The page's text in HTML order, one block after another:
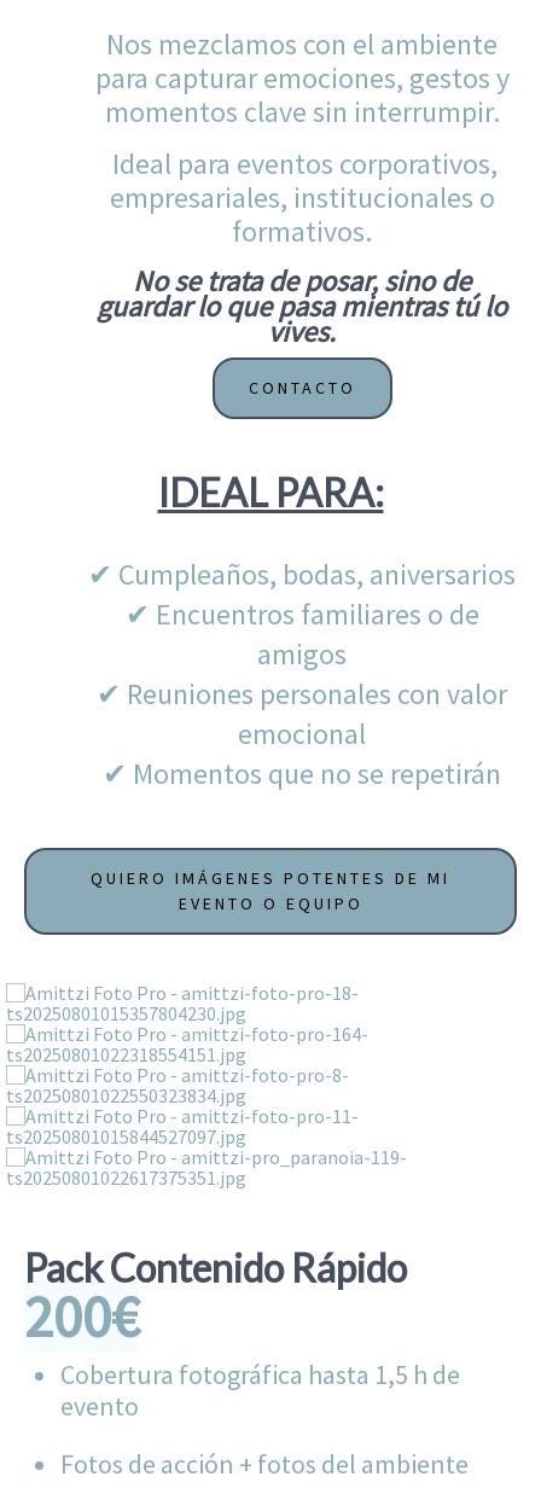
Nos mezclamos con el ambiente
para capturar emociones, gestos y
momentos clave sin interrumpir.
Ideal para eventos corporativos,
empresariales, institucionales o
formativos.
No se trata de posar, sino de
guardar lo que pasa mientras tú lo
vives.
CONTACTO
IDEAL PARA:
✔ Cumpleaños, bodas, aniversarios
✔ Encuentros familiares o de
amigos
✔ Reuniones personales con valor
emocional
✔ Momentos que no se repetirán
QUIERO IMÁGENES POTENTES DE MI
EVENTO O EQUIPO
Pack Contenido Rápido
200€
Cobertura fotográfica hasta 1,5 h de
evento
Fotos de acción + fotos del ambiente